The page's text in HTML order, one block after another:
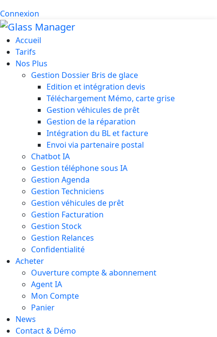
Connexion
Accueil
Tarifs
Nos Plus
Gestion Dossier Bris de glace
Edition et intégration devis
Téléchargement Mémo, carte grise
Gestion véhicules de prêt
Gestion de la réparation
Intégration du BL et facture
Envoi via partenaire postal
Chatbot IA
Gestion téléphone sous IA
Gestion Agenda
Gestion Techniciens
Gestion véhicules de prêt
Gestion Facturation
Gestion Stock
Gestion Relances
Confidentialité
Acheter
Ouverture compte & abonnement
Agent IA
Mon Compte
Panier
News
Contact & Démo